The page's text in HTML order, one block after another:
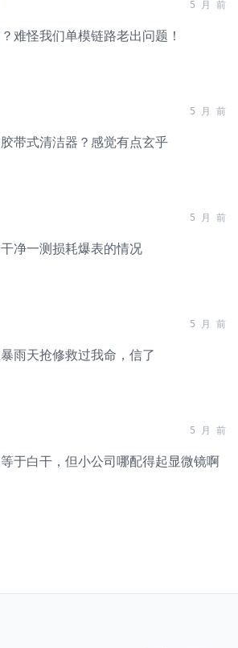
5 月 前
难怪我们单模链路老出问题！
5 月 前
带式清洁器？感觉有点玄乎
5 月 前
净一测损耗爆表的情况
5 月 前
雨天抢修救过我命，信了
5 月 前
于白干，但小公司哪配得起显微镜啊